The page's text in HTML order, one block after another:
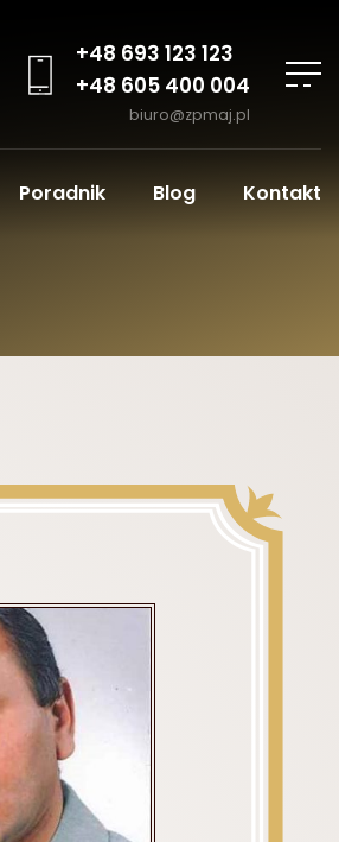
+48 693 123 123
+48 605 400 004
biuro@zpmaj.pl
Poradnik Blog Kontakt